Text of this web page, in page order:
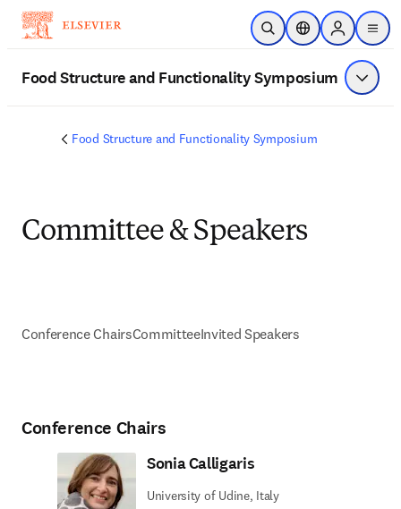
Passer au contenu principal
Ouvrir la recherche
Sélecteur de
Sign in to
menu
Food Structure and Functionality Symposium
Food Structure and Functionality Symposium
Committee & Speakers
Conference ChairsCommitteeInvited Speakers
Conference Chairs
Sonia Calligaris
University of Udine, Italy